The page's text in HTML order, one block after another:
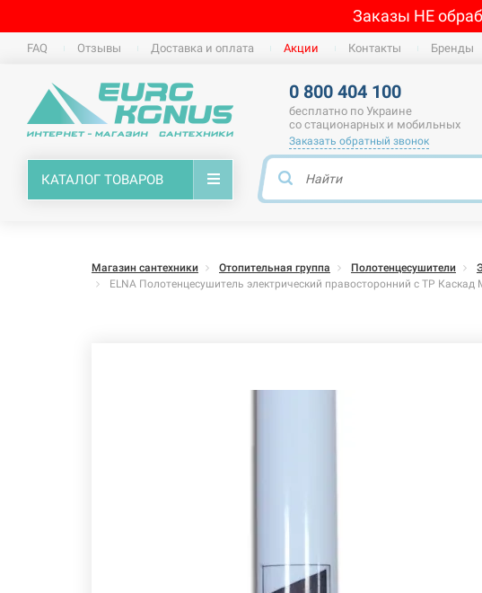
Заказы НЕ
FAQ Отзывы Доставка и оплата Акции Контакты Бренды
0 800 404 100
бесплатно по Украине
со стационарных и мобильных
Заказать обратный звонок
КАТАЛОГ ТОВАРОВ
Магазин сантехники Отопительная группа Полотенцесушители
ELNA Полотенцесушитель электрический правосторонний с ТР